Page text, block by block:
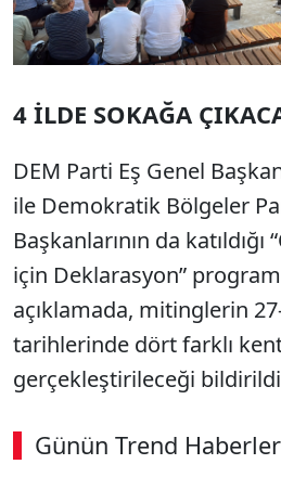
4 İLDE SOKAĞA
DEM Parti Eş Genel
ile Demokratik Bölgeler
Başkanlarının da
için Deklarasyon”
açıklamada, mitinglerin
tarihlerinde dört farklı
gerçekleştirileceği
Günün Trend
00:01 / 08:06